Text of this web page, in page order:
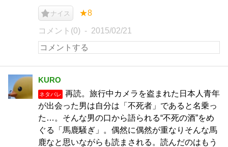
ナイス ★8
コメント(0) 2015/02/21
KURO
ネタバレ
再読。旅行中カメラを盗まれた日本人青年
が出会った男は自分は「不死者」であると名乗っ
た…。そんな男の口から語られる“不死の酒”をめ
ぐる「馬鹿騒ぎ」。偶然に偶然が重なりそんな馬
鹿なと思いながらも読まされる。読んだのはもう